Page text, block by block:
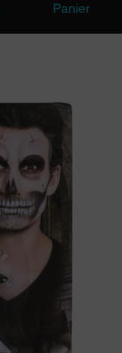
Panier